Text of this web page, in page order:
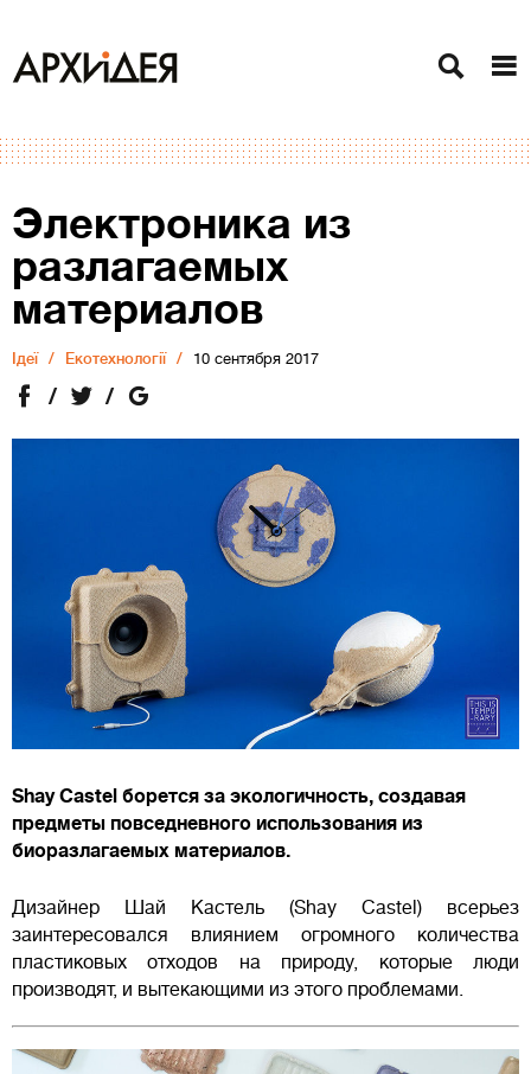
Электроника из
разлагаемых
материалов
Ідеї Екотехнології 10 сентября 2017
Shay Castel борется за экологичность, создавая
предметы повседневного использования из
биоразлагаемых материалов.
Дизайнер Шай Кастель (Shay Castel) всерьез
заинтересовался влиянием огромного количества
пластиковых отходов на природу, которые люди
производят, и вытекающими из этого проблемами.